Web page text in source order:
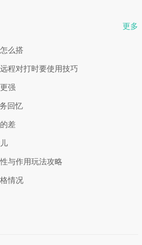
更多
么搭
程对打时要使用技巧
强
回忆
差
与作用玩法攻略
情况